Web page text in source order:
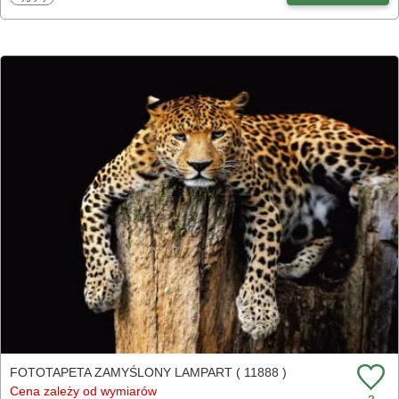
FOTOTAPETA ZAMYŚLONY LAMPART ( 11888 )
Cena zależy od wymiarów